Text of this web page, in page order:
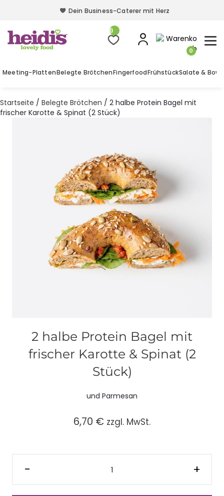
Dein Business-Caterer mit Herz
Dein Business-Caterer mit Herz
0
0
Meeting-PlattenBelegte BrötchenFingerfoodFrühstückSalate &
Startseite / Belegte Brötchen / 2 halbe Protein Bagel mit
frischer Karotte & Spinat (2 Stück)
2 halbe Protein Bagel mit
frischer Karotte & Spinat (2
Stück)
und Parmesan
6,70 € zzgl. MwSt.
-
2
mit
frischer
+